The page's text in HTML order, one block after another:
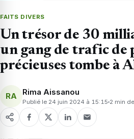
FAITS DIVERS
Un trésor de 30
un gang de trafic de
précieuses tombe à
RA Rima Aissanou
Publié le 24 juin 2024 à 15:15 2 min